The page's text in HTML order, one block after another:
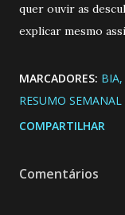
quer ouvir as
explicar mesmo
MARCADORES: BIA
RESUMO
COMPARTILHAR
Comentários